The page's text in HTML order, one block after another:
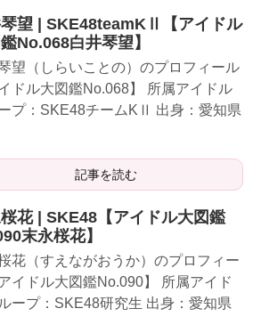
望 | SKE48teamKⅡ【アイドル
No.068白井琴望】
望（しらいことの）のプロフィール
イドル大図鑑No.068】 所属アイドル
プ：SKE48チームKⅡ 出身：愛知県
記事を読む
花 | SKE48【アイドル大図鑑
末永桜花】
花（すえながおうか）のプロフィー
イドル大図鑑No.090】 所属アイド
ープ：SKE48研究生 出身：愛知県